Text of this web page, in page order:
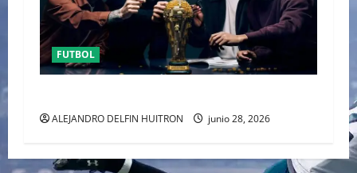
FUTBOL
ALEJANDRO DELFIN HUITRON junio 28, 2026